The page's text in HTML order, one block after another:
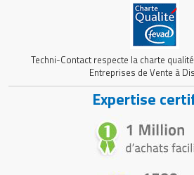
Techni-Contact respecte la charte
Entreprises de Vente à
Expertise